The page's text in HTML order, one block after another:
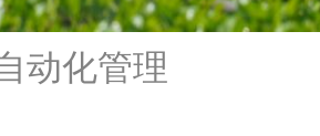
化管理